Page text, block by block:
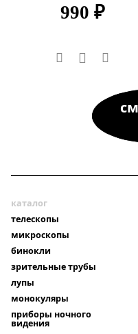
990 ₽
каталог
телескопы
микроскопы
бинокли
зрительные трубы
лупы
монокуляры
приборы ночного
видения